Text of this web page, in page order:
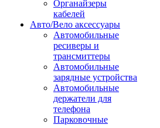
Органайзеры
кабелей
Авто/Вело аксессуары
Автомобильные
ресиверы и
трансмиттеры
Автомобильные
зарядные устройства
Автомобильные
держатели для
телефона
Парковочные